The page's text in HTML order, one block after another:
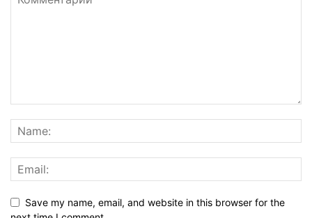
Save my name, email, and website in this browser for the